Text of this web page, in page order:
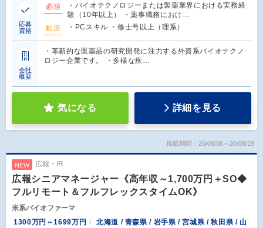
応募
資格
必須
・バイオテクノロジーまたは製薬業界における実務経
験（10年以上） ・薬事職務におけ…
歓迎
・PCスキル ・修士号以上（理系）
会社
概要
・革新的な医薬品の研究開発に注力する外資系バイオテクノ
ロジー企業です。 ・多様な疾…
気になる 詳細を見る
掲載期間：26/08/06～26/08/19
NEW 広報・IR
広報シニアマネージャー《高年収～1,700万円＋SO◆
フルリモート＆フルフレックスタイムOK》
米系バイオファーマ
1300万円～1699万円
北海道 / 青森県 / 岩手県 / 宮城県 / 秋田県 / 山